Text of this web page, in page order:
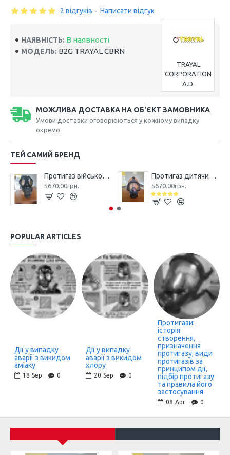
МОЖЛИВА ДОСТАВКА НА ОБ'ЄКТ ЗАМОВНИКА
Умови доставки оговорюються у кожному випадку
окремо.
НАЯВНІСТЬ: В наявності
МОДЕЛЬ: B2G TRAYAL CBRN
TRAYAL
CORPORATION
A.D.
2 відгуків - Написати відгук
ТЕЙ САМИЙ БРЕНД
Протигаз військово-цивільний M2F TRAYAL CBRN
5670.00грн.
Протигаз дитячий MD-1 TRAYAL CBRN
5670.00грн.
POPULAR ARTICLES
Дії у випадку
аварії з викидом
аміаку
18 Sep 0
Дії у випадку
аварії з викидом
хлору
20 Sep 0
Протигази:
історія
створення,
призначення
протигазу, види
протигазів за
принципом дії,
підбір протигазу
та правила його
застосування
08 Apr 0